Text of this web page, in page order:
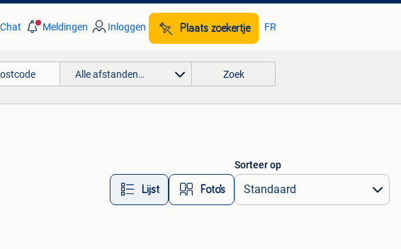
Chat Meldingen Inloggen Plaats zoekertje FR
Alle afstanden… Zoek
Lijst Foto’s
Sorteer op